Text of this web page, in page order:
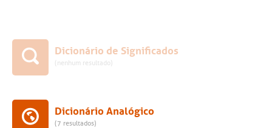
Dicionário de Significados
(nenhum resultado)
Dicionário Analógico
(7 resultados)